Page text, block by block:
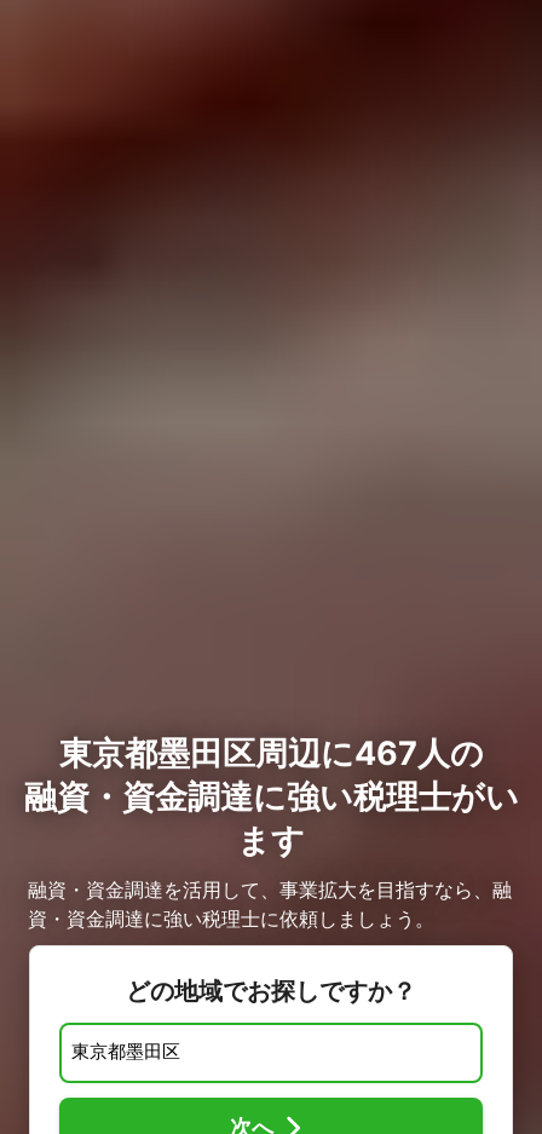
東京都墨田区周辺に467人の
融資・資金調達に強い税理士がい
ます
融資・資金調達を活用して、事業拡大を目指すなら、融
資・資金調達に強い税理士に依頼しましょう。
どの地域でお探しですか？
次へ